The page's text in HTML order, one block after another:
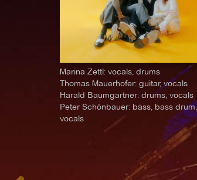
Marina Zettl: vocals, drums
Thomas Mauerhofer: guitar, vocals
Harald Baumgartner: drums, vocals
Peter Schönbauer: bass, bass drum,
vocals